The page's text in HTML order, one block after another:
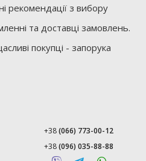
рекомендації з вибору
та доставці замовлень.
покупці - запорука
+38(066) 773-00-12
+38(096) 035-88-88